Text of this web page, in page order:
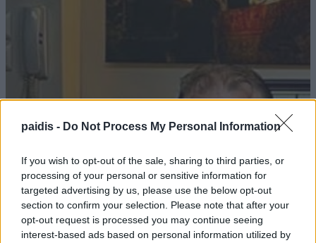
paidis - Do Not Process My Personal Information
If you wish to opt-out of the sale, sharing to third parties, or
processing of your personal or sensitive information for
targeted advertising by us, please use the below opt-out
section to confirm your selection. Please note that after your
opt-out request is processed you may continue seeing
interest-based ads based on personal information utilized by